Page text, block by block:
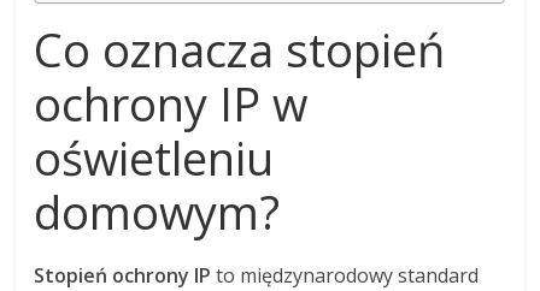
Co oznacza stopień
ochrony IP w
oświetleniu
domowym?
Stopień ochrony IP to międzynarodowy standard